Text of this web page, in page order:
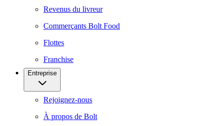
Revenus du livreur
Commerçants Bolt Food
Flottes
Franchise
Entreprise
Rejoignez-nous
À propos de Bolt